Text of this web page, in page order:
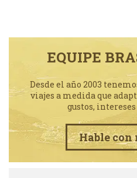
EQUIPE
Desde el año 2003
viajes a medida que
gustos,
Hable con